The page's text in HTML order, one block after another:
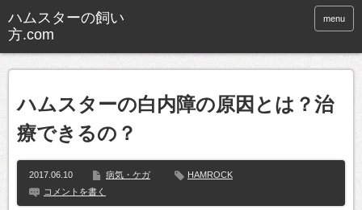
ハムスターの飼い
方.com
menu
ハムスターの白内障の原因とは？治
療できるの？
2017.06.10 病気・ケガ
HAMROCK
コメントを書く